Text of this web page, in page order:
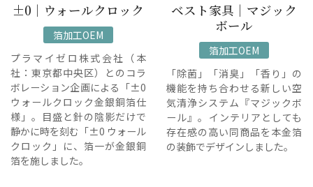
±0｜ウォールクロック
箔加工OEM
プラマイゼロ株式会社（本
社：東京都中央区）とのコラ
ボレーション企画による「±0
ウォールクロック金銀銅箔仕
様」。目盛と針の陰影だけで
静かに時を刻む「±0 ウォール
クロック」に、箔一が金銀銅
箔を施しました。
ベスト家具｜マジック
ボール
箔加工OEM
「除菌」「消臭」「香り」の
機能を持ち合わせる新しい空
気清浄システム『マジックボ
ール』。インテリアとしても
存在感の高い同商品を本金箔
の装飾でデザインしました。